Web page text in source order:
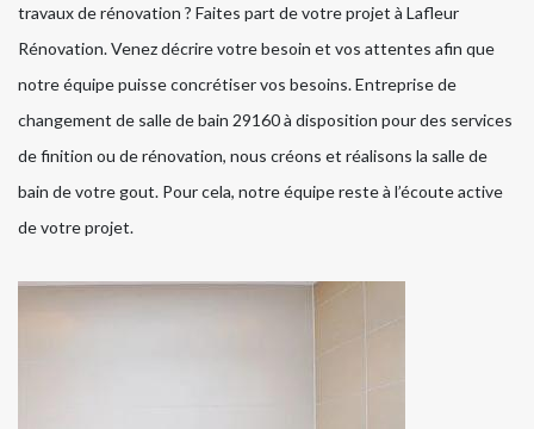
travaux de rénovation ? Faites part de votre projet à Lafleur
Rénovation. Venez décrire votre besoin et vos attentes afin que
notre équipe puisse concrétiser vos besoins. Entreprise de
changement de salle de bain 29160 à disposition pour des services
de finition ou de rénovation, nous créons et réalisons la salle de
bain de votre gout. Pour cela, notre équipe reste à l’écoute active
de votre projet.